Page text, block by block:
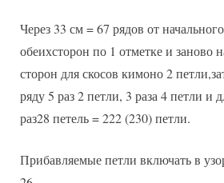
Через 33 см = 67 рядов от
обеихсторон по 1 отметке и заново
сторон для скосов кимоно 2
ряду 5 раз 2 петли, 3 раза 4 петли и
раз28 петель = 222 (230) петли.
Прибавляемые петли включать в